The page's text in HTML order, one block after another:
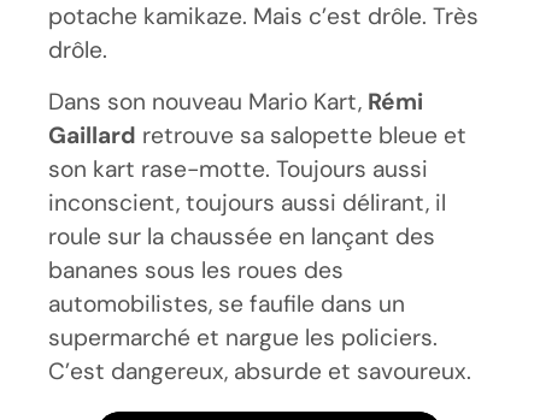
potache kamikaze. Mais c’est drôle. Très
drôle.
Dans son nouveau Mario Kart, Rémi
Gaillard retrouve sa salopette bleue et
son kart rase-motte. Toujours aussi
inconscient, toujours aussi délirant, il
roule sur la chaussée en lançant des
bananes sous les roues des
automobilistes, se faufile dans un
supermarché et nargue les policiers.
C’est dangereux, absurde et savoureux.